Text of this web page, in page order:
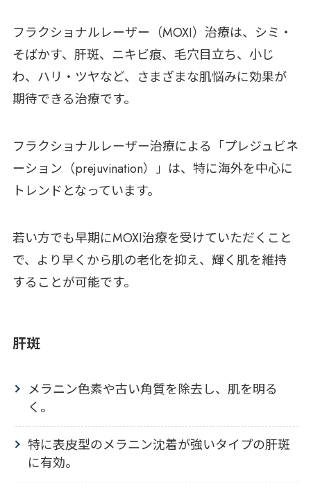
フラクショナルレーザー（MOXI）治療は、シミ・
そばかす、肝斑、ニキビ痕、毛穴目立ち、小じ
わ、ハリ・ツヤなど、さまざまな肌悩みに効果が
期待できる治療です。
フラクショナルレーザー治療による「プレジュビネ
ーション（prejuvination）」は、特に海外を中心に
トレンドとなっています。
若い方でも早期にMOXI治療を受けていただくこと
で、より早くから肌の老化を抑え、輝く肌を維持
することが可能です。
肝斑
メラニン色素や古い角質を除去し、肌を明る
く。
特に表皮型のメラニン沈着が強いタイプの肝斑
に有効。